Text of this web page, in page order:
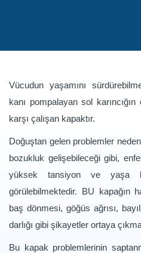
Vücudun yaşamını
kanı pompalayan sol
karşı çalışan kapaktır.
Doğuştan gelen problemler
bozukluk gelişebileceği gibi,
yüksek tansiyon ve yaşa
görülebilmektedir. BU kapağın
baş dönmesi, göğüs ağrısı,
darlığı gibi şikayetler ortaya
Bu kapak problemlerinin